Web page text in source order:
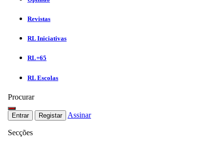
Revistas
RL Iniciativas
RL+65
RL Escolas
Procurar
Entrar Registar Assinar
Secções